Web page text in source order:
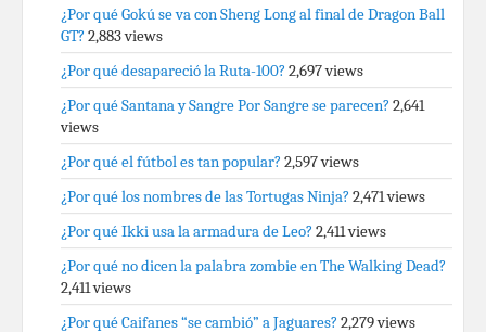
¿Por qué Gokú se va con Sheng Long al final de Dragon Ball
GT? 2,883 views
¿Por qué desapareció la Ruta-100? 2,697 views
¿Por qué Santana y Sangre Por Sangre se parecen? 2,641
views
¿Por qué el fútbol es tan popular? 2,597 views
¿Por qué los nombres de las Tortugas Ninja? 2,471 views
¿Por qué Ikki usa la armadura de Leo? 2,411 views
¿Por qué no dicen la palabra zombie en The Walking Dead?
2,411 views
¿Por qué Caifanes “se cambió” a Jaguares? 2,279 views